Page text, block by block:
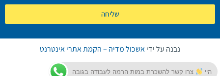
שליחה
נבנה על ידיאשכול מדיה – הקמת אתרי אינטרנט
היי צרו קשר להשכרת במות הרמה לעבודה בגובה